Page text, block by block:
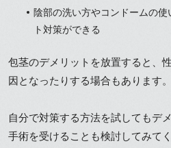
陰部の洗い方やコンドームの
ト対策ができる
包茎のデメリットを放置すると、
因となったりする場合もあります。
自分で対策する方法を試してもデ
手術を受けることも検討してみて